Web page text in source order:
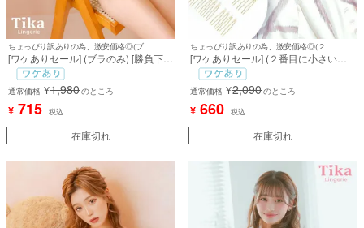
ちょっぴり訳ありの為、激安価格◎(ブラのみ)
[ワケありセール] (ブラのみ) [勝負下
着] クラシカル フラワーレース ギャザ
ー 脇高 ワイヤー ブラジャー
通常価格 ¥1,980のところ
¥ 715 税込
在庫切れ
[ワケありセール] (２番目に小さいパ
ールの付いたUピンが1本無し/小さな
傷あり)[浴衣] 髪飾り大小パールUピン
浴衣ヘアアクセサリー17本セット
通常価格 ¥2,090のところ
¥ 660 税込
在庫切れ